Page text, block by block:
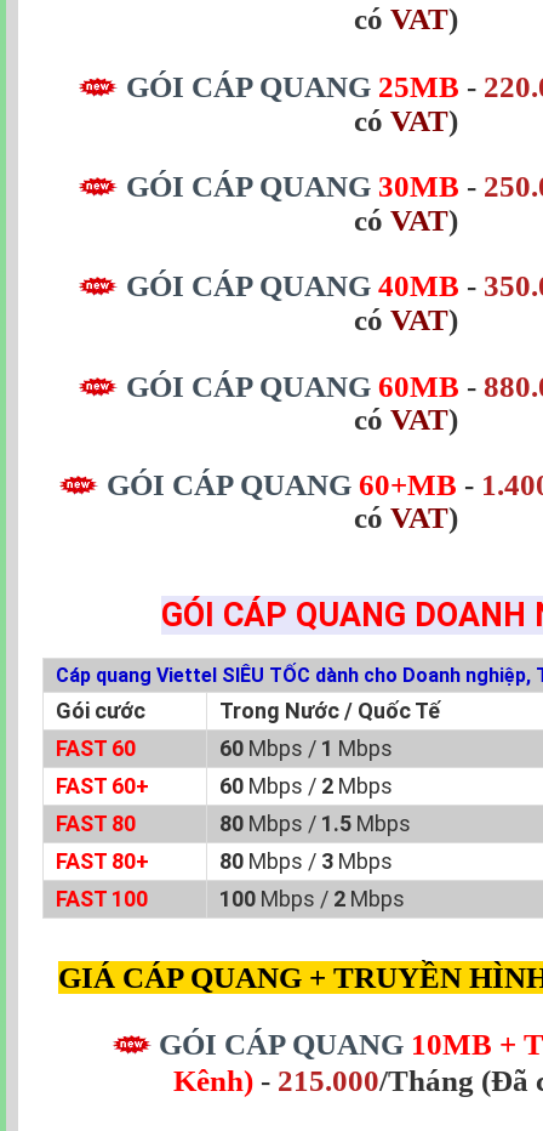
có VAT)
GÓI CÁP QUANG 25MB -
có VAT)
GÓI CÁP QUANG 30MB -
có VAT)
GÓI CÁP QUANG 40MB -
có VAT)
GÓI CÁP QUANG 60MB -
có VAT)
GÓI CÁP QUANG 60+MB -
có VAT)
GÓI CÁP QUANG DOANH
Cáp quang Viettel SIÊU TỐC dành cho Doanh nghiệp,
Gói cước
Trong Nước / Quốc Tế
FAST 60
60 Mbps / 1 Mbps
FAST 60+
60 Mbps / 2 Mbps
FAST 80
80 Mbps / 1.5 Mbps
FAST 80+
80 Mbps / 3 Mbps
FAST 100
100 Mbps / 2 Mbps
GIÁ CÁP QUANG + TRUYỀN
GÓI CÁP QUANG 10MB +
Kênh)- 215.000/Tháng (Đã